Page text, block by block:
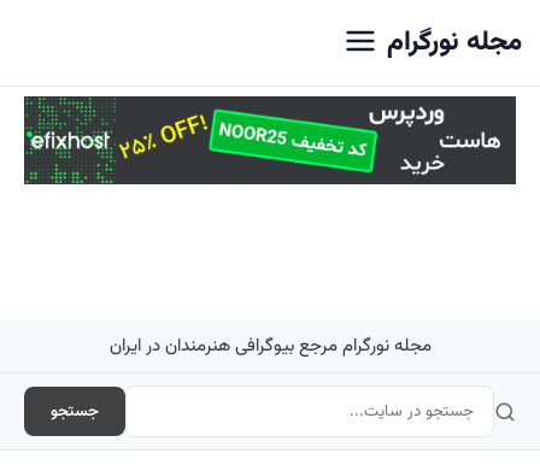
مجله نورگرام
مجله نورگرام مرجع بیوگرافی هنرمندان در ایران
جستجو